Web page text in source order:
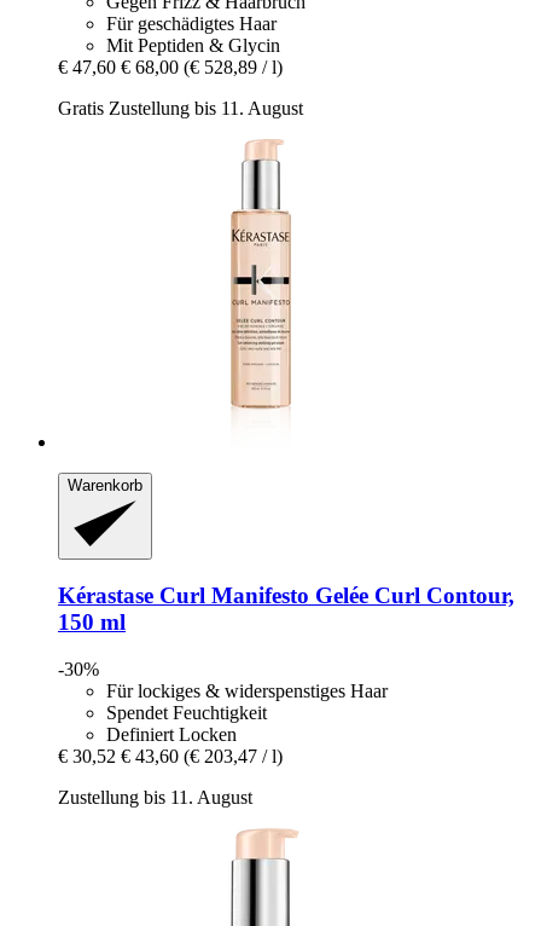
Für geschädigtes Haar
Mit Peptiden & Glycin
€ 47,60 € 68,00 (€ 528,89 / l)
Gratis Zustellung bis 11. August
Warenkorb
Kérastase Curl Manifesto Gelée Curl Contour,
150 ml
-30%
Für lockiges & widerspenstiges Haar
Spendet Feuchtigkeit
Definiert Locken
€ 30,52 € 43,60 (€ 203,47 / l)
Zustellung bis 11. August